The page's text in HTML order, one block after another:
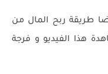
طريقة ربح المال من
هذا الفيديو و فرجة